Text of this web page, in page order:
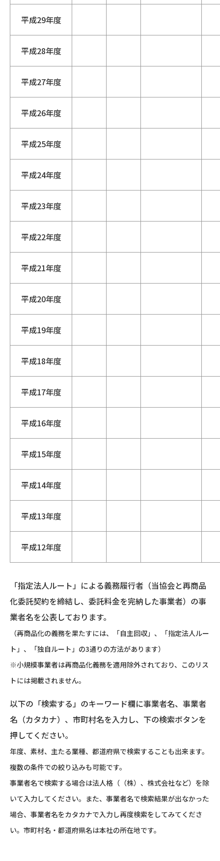
平成29年度
平成28年度
平成27年度
平成26年度
平成25年度
平成24年度
平成23年度
平成22年度
平成21年度
平成20年度
平成19年度
平成18年度
平成17年度
平成16年度
平成15年度
平成14年度
平成13年度
平成12年度
「指定法人ルート」による義務履行者（当協会と再商品
化委託契約を締結し、委託料金を完納した事業者）の事
業者名を公表しております。
（再商品化の義務を果たすには、「自主回収」、「指定法人ルー
ト」、「独自ルート」の3通りの方法があります）
※小規模事業者は再商品化義務を適用除外されており、このリス
トには掲載されません。
以下の「検索する」のキーワード欄に事業者名、事業者
名（カタカナ）、市町村名を入力し、下の検索ボタンを
押してください。
年度、素材、主たる業種、都道府県で検索することも出来ます。
複数の条件での絞り込みも可能です。
事業者名で検索する場合は法人格（（株）、株式会社など）を除
いて入力してください。また、事業者名で検索結果が出なかった
場合、事業者名をカタカナで入力し再度検索をしてみてくださ
い。市町村名・都道府県名は本社の所在地です。